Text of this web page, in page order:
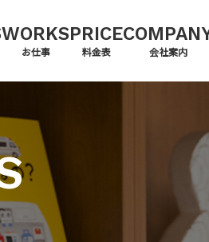
WORKS
お仕事
PRICE
料金表 会社案内